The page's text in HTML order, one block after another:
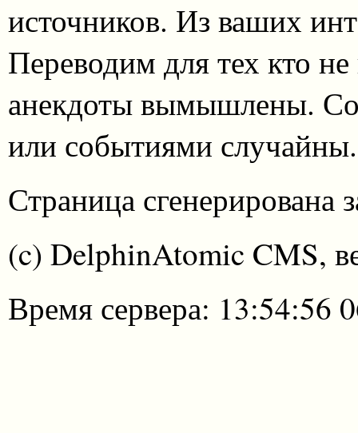
источников. Из ваших
Переводим для тех кто
анекдоты вымышлены.
или событиями случайны.
Страница сгенерирована
(c) DelphinAtomic CMS,
Время сервера: 13:54:56